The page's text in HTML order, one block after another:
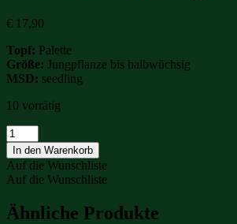
€ 17,90
Topf: Palette
Größe: Jungpflanze bis halbwüchsig
MSD: seedling
10 vorrätig
Trichocentrum
tigrinum
Menge
In den Warenkorb
Auf die Wunschliste
Auf die Wunschliste
Ähnliche Produkte